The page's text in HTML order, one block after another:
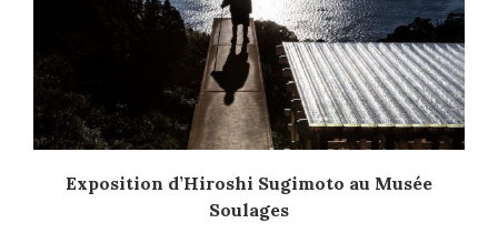
Exposition d’Hiroshi Sugimoto au Musée
Soulages